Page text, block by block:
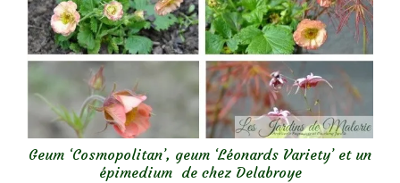
Geum ‘Cosmopolitan’, geum ‘Léonards Variety’ et un
épimedium de chez Delabroye